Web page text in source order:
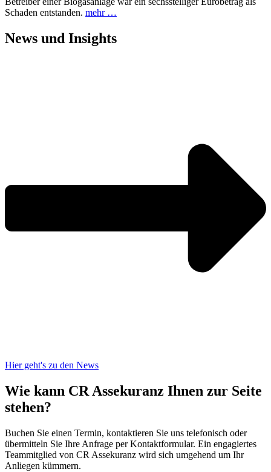
Schaden entstanden. mehr …
News und Insights
Hier geht's zu den News
Wie kann CR Assekuranz Ihnen zur Seite
stehen?
Buchen Sie einen Termin, kontaktieren Sie uns telefonisch oder
übermitteln Sie Ihre Anfrage per Kontaktformular. Ein engagiertes
Teammitglied von CR Assekuranz wird sich umgehend um Ihr
Anliegen kümmern.